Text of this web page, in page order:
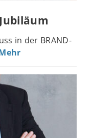
in der BRAND-